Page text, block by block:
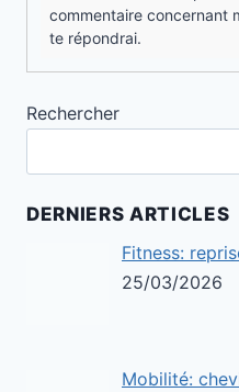
commentaire concernant
te répondrai.
Rechercher
DERNIERS ARTICLES
Fitness:
25/03/2026
Mobilité: